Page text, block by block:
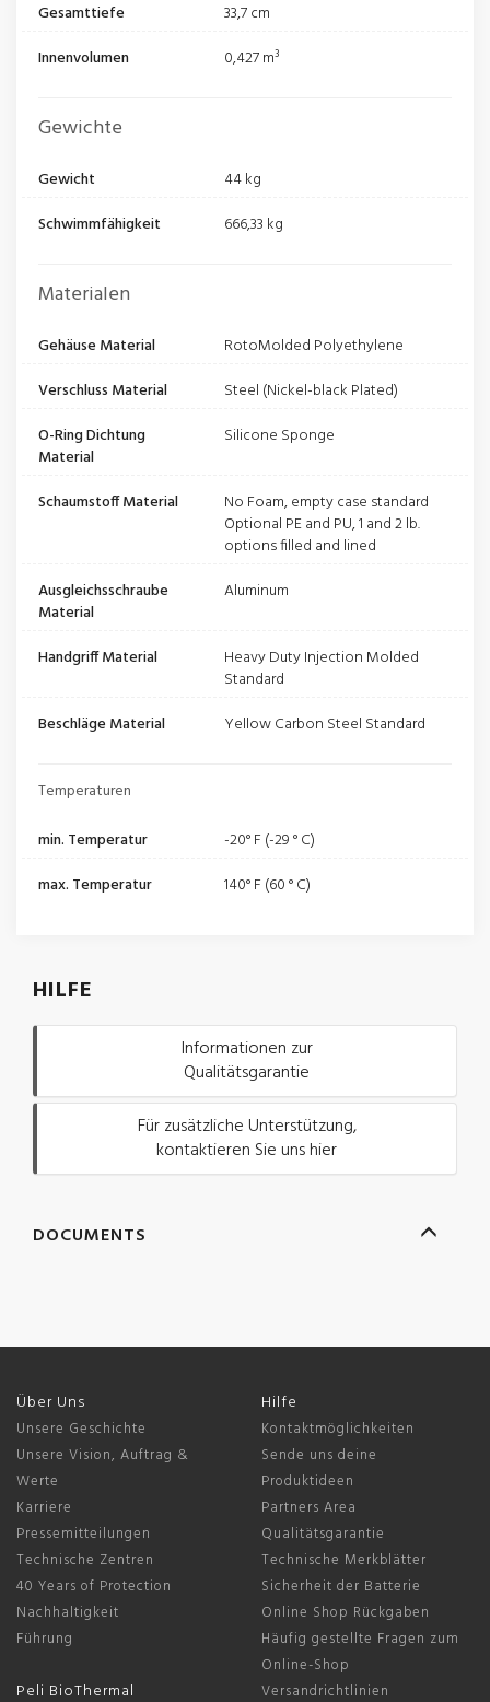
Gesamttiefe
33,7 cm
Innenvolumen
0,427 m³
Gewichte
Gewicht
44 kg
Schwimmfähigkeit
666,33 kg
Materialen
Gehäuse Material
RotoMolded Polyethylene
Verschluss Material
Steel (Nickel-black Plated)
O-Ring Dichtung
Material
Silicone Sponge
Schaumstoff Material
No Foam, empty case standard
Optional PE and PU, 1 and 2 lb.
options filled and lined
Ausgleichsschraube
Material
Aluminum
Handgriff Material
Heavy Duty Injection Molded
Standard
Beschläge Material
Yellow Carbon Steel Standard
Temperaturen
min. Temperatur
-20° F (-29 ° C)
max. Temperatur
140° F (60 ° C)
HILFE
Informationen zur
Qualitätsgarantie
Für zusätzliche Unterstützung,
kontaktieren Sie uns hier
DOCUMENTS
Über Uns
Unsere Geschichte
Unsere Vision, Auftrag &
Werte
Karriere
Pressemitteilungen
Technische Zentren
40 Years of Protection
Nachhaltigkeit
Führung
Peli BioThermal
Hilfe
Kontaktmöglichkeiten
Sende uns deine
Produktideen
Partners Area
Qualitätsgarantie
Technische Merkblätter
Sicherheit der Batterie
Online Shop Rückgaben
Häufig gestellte Fragen zum
Online-Shop
Versandrichtlinien